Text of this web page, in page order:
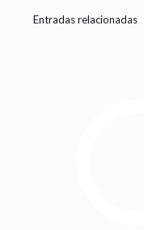
Entradas relacionadas